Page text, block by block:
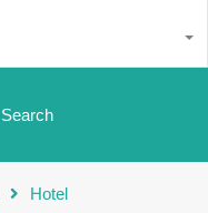
Search
Hotel